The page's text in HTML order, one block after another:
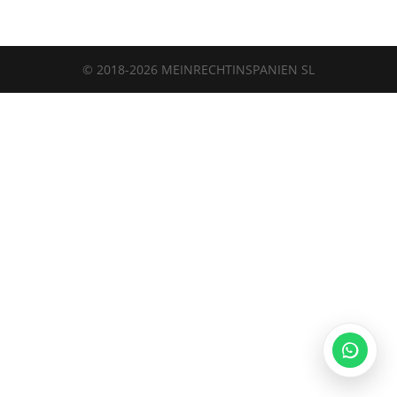
© 2018-2026 MEINRECHTINSPANIEN SL
Legalium | Recht und Steuern Spanien